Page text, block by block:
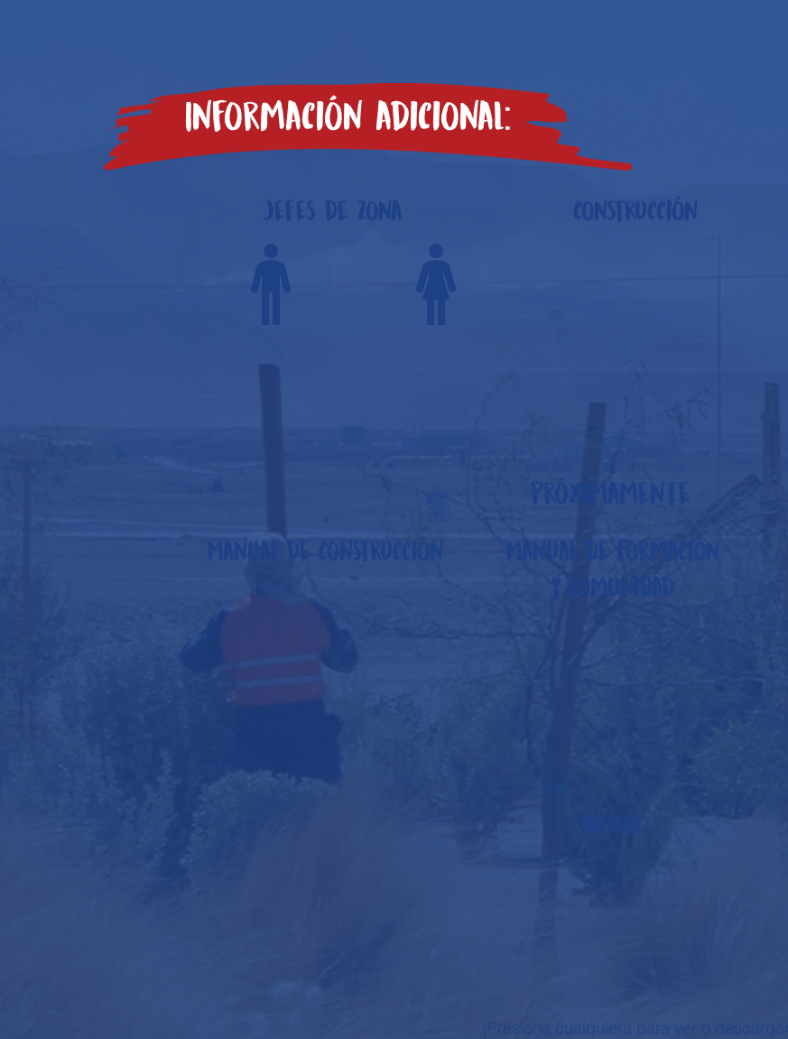
construcción
Información adicional:
próximamente
Manual de construcción
Manual de formación
y comunidad
¡Presiona cualquiera para ver o descargar!